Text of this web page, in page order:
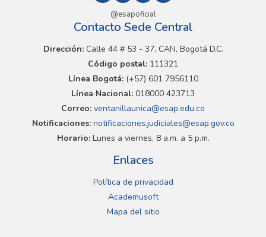
@esapoficial
Contacto Sede Central
Dirección:Calle 44 # 53 - 37, CAN, Bogotá D.C.
Código postal: 111321
Línea Bogotá:(+57) 601 7956110
Línea Nacional: 018000 423713
Correo: ventanillaunica@esap.edu.co
Notificaciones:notificaciones.judiciales@esap.gov.co
Horario:Lunes a viernes, 8 a.m. a 5 p.m.
Enlaces
Política de privacidad
Academusoft
Mapa del sitio